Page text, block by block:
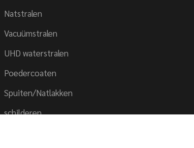
Natstralen
Vacuümstralen
UHD waterstralen
Poedercoaten
Spuiten/Natlakken
schilderen